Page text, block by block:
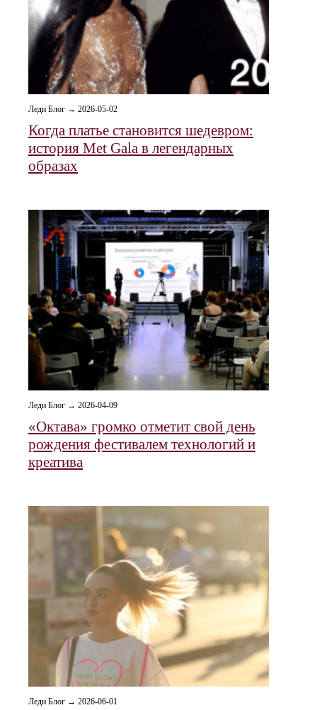
Леди Блог → 2026-05-02
Когда платье становится шедевром:
история Met Gala в легендарных
образах
Леди Блог → 2026-04-09
«Октава» громко отметит свой день
рождения фестивалем технологий и
креатива
Леди Блог → 2026-06-01